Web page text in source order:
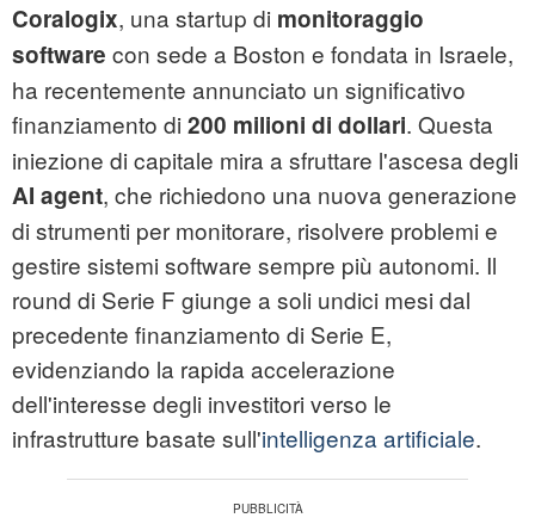
Coralogix, una startup di monitoraggio
software con sede a Boston e fondata in Israele,
ha recentemente annunciato un significativo
finanziamento di 200 milioni di dollari. Questa
iniezione di capitale mira a sfruttare l'ascesa degli
AI agent, che richiedono una nuova generazione
di strumenti per monitorare, risolvere problemi e
gestire sistemi software sempre più autonomi. Il
round di Serie F giunge a soli undici mesi dal
precedente finanziamento di Serie E,
evidenziando la rapida accelerazione
dell'interesse degli investitori verso le
infrastrutture basate sull'intelligenza artificiale.